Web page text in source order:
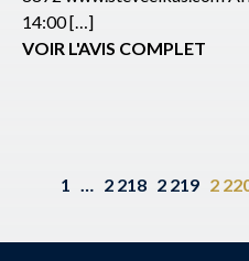
14:00 […]
VOIR L'AVIS COMPLET
1 … 2 218 2 219 2